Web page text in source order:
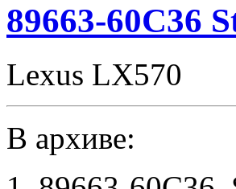
89663-60C36
Lexus LX570
В архиве: